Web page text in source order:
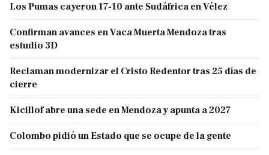
Los Pumas cayeron 17-10 ante Sudáfrica en Vélez
Confirman avances en Vaca Muerta Mendoza tras
estudio 3D
Reclaman modernizar el Cristo Redentor tras 25 días de
cierre
Kicillof abre una sede en Mendoza y apunta a 2027
Colombo pidió un Estado que se ocupe de la gente